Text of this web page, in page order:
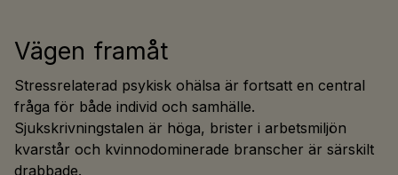
Vägen framåt
Stressrelaterad psykisk ohälsa är fortsatt en central
fråga för både individ och samhälle.
Sjukskrivningstalen är höga, brister i arbetsmiljön
kvarstår och kvinnodominerade branscher är särskilt
drabbade.